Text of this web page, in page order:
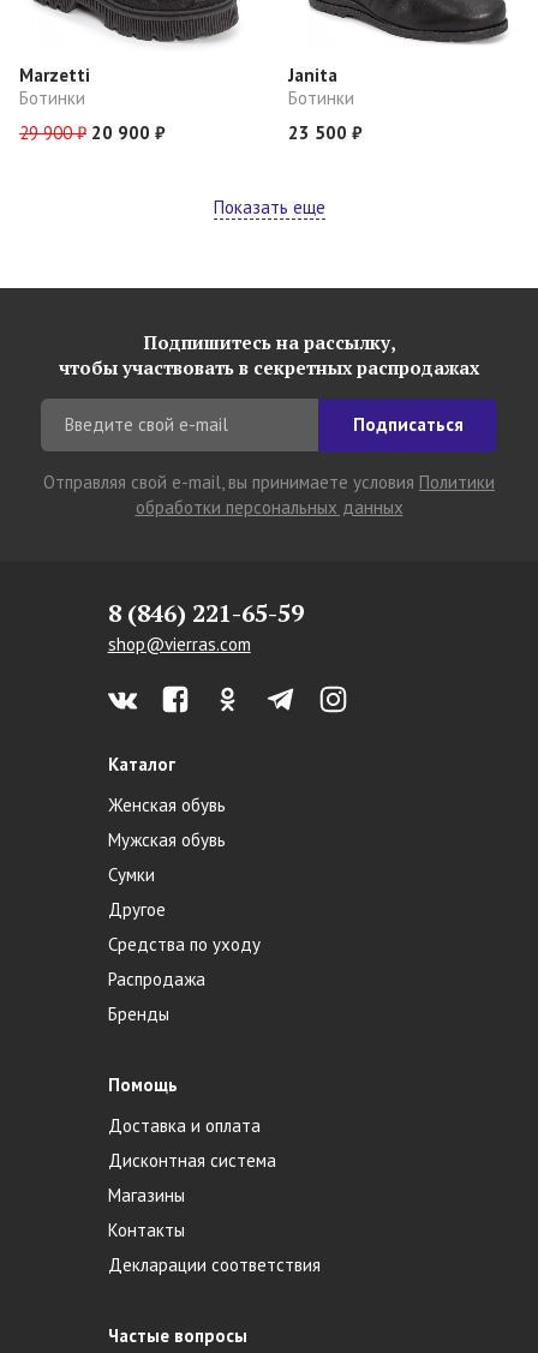
Marzetti
Ботинки
29 900 ₽ 20 900 ₽
Janita
Ботинки
23 500 ₽
Показать еще
Подпишитесь на рассылку,
чтобы участвовать в секретных распродажах
Подписаться
Отправляя свой e-mail, вы принимаете условия Политики
обработки персональных данных
8 (846) 221-65-59
shop@vierras.com
Каталог
Женская обувь
Мужская обувь
Сумки
Другое
Средства по уходу
Распродажа
Бренды
Помощь
Доставка и оплата
Дисконтная система
Магазины
Контакты
Декларации соответствия
Частые вопросы